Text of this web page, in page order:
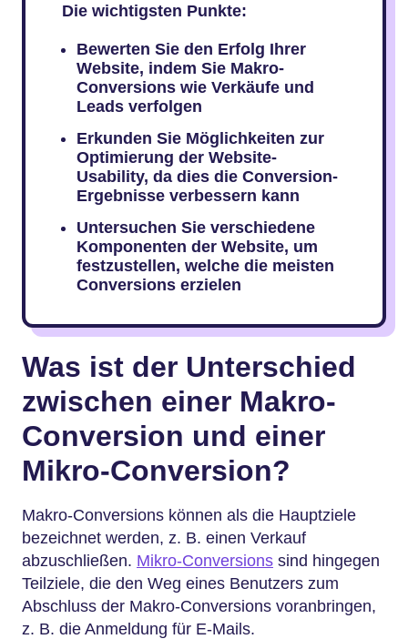
Die wichtigsten Punkte:
Bewerten Sie den Erfolg Ihrer
Website, indem Sie Makro-
Conversions wie Verkäufe und
Leads verfolgen
Erkunden Sie Möglichkeiten zur
Optimierung der Website-
Usability, da dies die Conversion-
Ergebnisse verbessern kann
Untersuchen Sie verschiedene
Komponenten der Website, um
festzustellen, welche die meisten
Conversions erzielen
Was ist der Unterschied
zwischen einer Makro-
Conversion und einer
Mikro-Conversion?
Makro-Conversions können als die Hauptziele
bezeichnet werden, z. B. einen Verkauf
abzuschließen. Mikro-Conversions sind hingegen
Teilziele, die den Weg eines Benutzers zum
Abschluss der Makro-Conversions voranbringen,
z. B. die Anmeldung für E-Mails.